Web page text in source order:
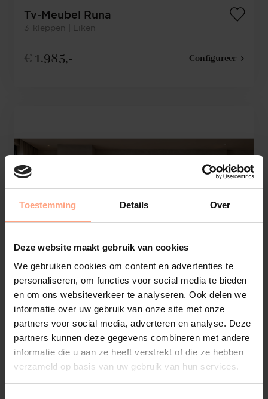
Toestemming Details Over
Deze website maakt gebruik van cookies
We gebruiken cookies om content en advertenties te
personaliseren, om functies voor social media te bieden
en om ons websiteverkeer te analyseren. Ook delen we
informatie over uw gebruik van onze site met onze
partners voor social media, adverteren en analyse. Deze
partners kunnen deze gegevens combineren met andere
informatie die u aan ze heeft verstrekt of die ze hebben
verzameld op basis van uw gebruik van hun services.
Tv-Meubel Runa
3-kleppen | Eiken
€ 1.985,- Configureer
Tv-Meubel Mason